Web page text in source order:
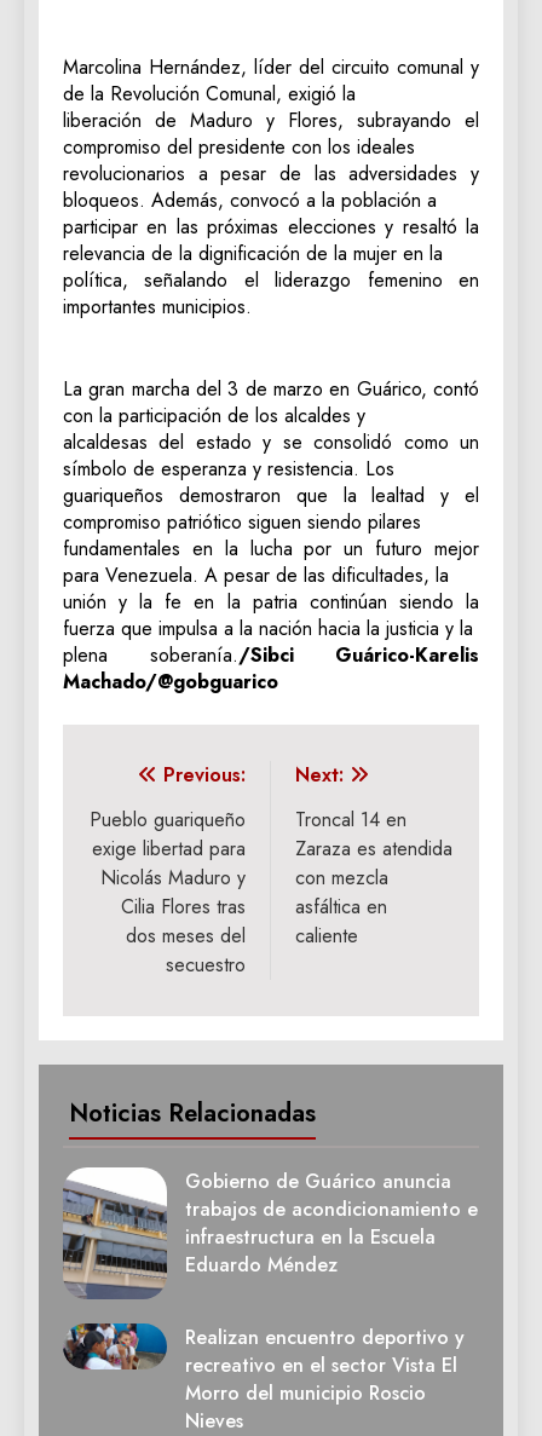
Marcolina Hernández, líder del circuito comunal y
de la Revolución Comunal, exigió la
liberación de Maduro y Flores, subrayando el
compromiso del presidente con los ideales
revolucionarios a pesar de las adversidades y
bloqueos. Además, convocó a la población a
participar en las próximas elecciones y resaltó la
relevancia de la dignificación de la mujer en la
política, señalando el liderazgo femenino en
importantes municipios.
La gran marcha del 3 de marzo en Guárico, contó
con la participación de los alcaldes y
alcaldesas del estado y se consolidó como un
símbolo de esperanza y resistencia. Los
guariqueños demostraron que la lealtad y el
compromiso patriótico siguen siendo pilares
fundamentales en la lucha por un futuro mejor
para Venezuela. A pesar de las dificultades, la
unión y la fe en la patria continúan siendo la
fuerza que impulsa a la nación hacia la justicia y la
plena soberanía./Sibci Guárico-Karelis
Machado/@gobguarico
Navegación
de
entradas
Previous:
Pueblo guariqueño
exige libertad para
Nicolás Maduro y
Cilia Flores tras
dos meses del
secuestro
Next:
Troncal 14 en
Zaraza es atendida
con mezcla
asfáltica en
caliente
Noticias Relacionadas
Gobierno de Guárico anuncia
trabajos de acondicionamiento e
infraestructura en la Escuela
Eduardo Méndez
Realizan encuentro deportivo y
recreativo en el sector Vista El
Morro del municipio Roscio
Nieves